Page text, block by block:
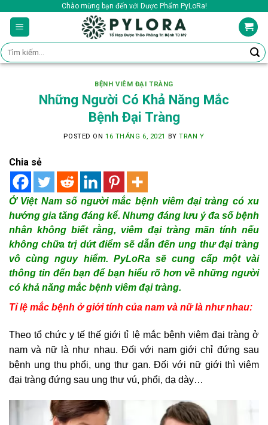
content
Chào mừng bạn đến với Dược Phẩm PyLoRa!
Tìm
kiếm:
BỆNH VIÊM ĐẠI TRÀNG
Những Người Có Khả Năng Mắc
Bệnh Đại Tràng
POSTED ON 16 THÁNG 6, 2021 BYTRAN Y
Chia sẻ
Ở Việt Nam số người mắc bệnh viêm đại tràng có xu
hướng gia tăng đáng kể. Nhưng đáng lưu ý đa số bệnh
nhân không biết rằng, viêm đại tràng mãn tính nếu
không chữa trị dứt điểm sẽ dẫn đến ung thư đại tràng
vô cùng nguy hiểm. PyLoRa sẽ cung cấp một vài
thông tin đến bạn để bạn hiểu rõ hơn về những người
có khả năng mắc bệnh viêm đại tràng.
Tỉ lệ mắc bệnh ở giới tính của nam và nữ là như nhau:
Theo tổ chức y tế thế giới tỉ lệ mắc bệnh viêm đại tràng ở
nam và nữ là như nhau. Đối với nam giới chỉ đứng sau
bệnh ung thu phổi, ung thư gan. Đối với nữ giới thì viêm
đại tràng đứng sau ung thư vú, phổi, dạ dày…